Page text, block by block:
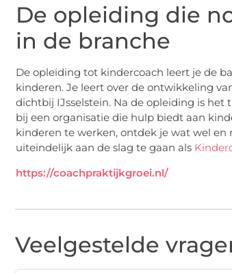
De opleiding die
in de branche
De opleiding tot kindercoach leert je de
kinderen. Je leert over de ontwikkeling
dichtbij IJsselstein. Na de opleiding is
bij een organisatie die hulp biedt aan
kinderen te werken, ontdek je wat wel
uiteindelijk aan de slag te gaan als
https://coachpraktijkgroei.nl/
Veelgestelde